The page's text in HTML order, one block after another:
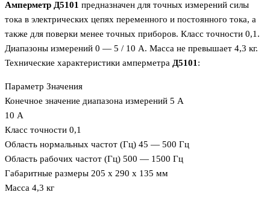
Амперметр Д5101 предназначен для точных измерений силы
тока в электрических цепях переменного и постоянного тока, а
также для поверки менее точных приборов. Класс точности 0,1.
Диапазоны измерений 0 — 5 / 10 А. Масса не превышает 4,3 кг.
Технические характеристики амперметра Д5101 :
Параметр Значения
Конечное значение диапазона измерений 5 А
10 А
Класс точности 0,1
Область нормальных частот (Гц) 45 — 500 Гц
Область рабочих частот (Гц) 500 — 1500 Гц
Габаритные размеры 205 х 290 х 135 мм
Масса 4,3 кг